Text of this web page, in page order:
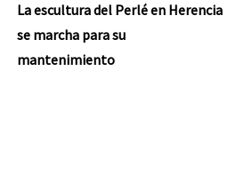
La escultura del Perlé en Herencia
se marcha para su
mantenimiento